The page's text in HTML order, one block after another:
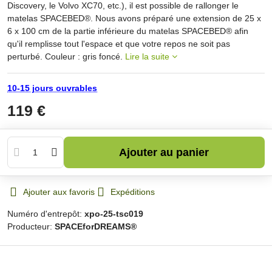
Discovery, le Volvo XC70, etc.), il est possible de rallonger le
matelas SPACEBED®. Nous avons préparé une extension de 25 x
6 x 100 cm de la partie inférieure du matelas SPACEBED® afin
qu'il remplisse tout l'espace et que votre repos ne soit pas
perturbé. Couleur : gris foncé. Lire la suite
10-15 jours ouvrables
119 €
Ajouter au panier
Ajouter aux favoris Expéditions
Numéro d'entrepôt: xpo-25-tsc019
Producteur: SPACEforDREAMS®